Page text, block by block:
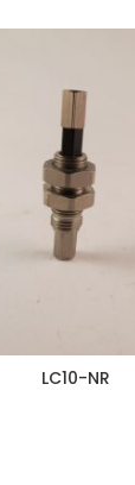
LC10-NR